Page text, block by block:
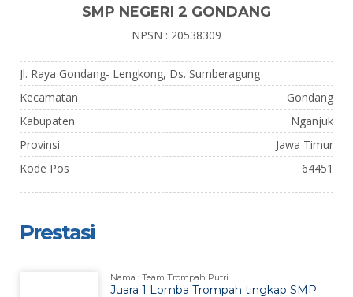
SMP NEGERI 2 GONDANG
NPSN : 20538309
Jl. Raya Gondang- Lengkong, Ds. Sumberagung
Kecamatan
Gondang
Kabupaten
Nganjuk
Provinsi
Jawa Timur
Kode Pos
64451
Prestasi
Nama : Team Trompah Putri
Juara 1 Lomba Trompah tingkap SMP